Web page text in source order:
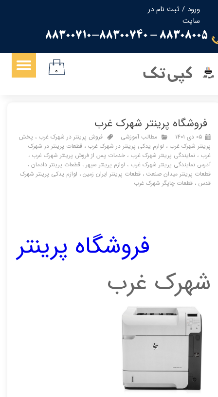
ورود / ثبت نام در
سایت
حساب کاربری من
تغییر گذر واژه
سفارشات
88308005 - 88300710-88300740
کپی تک ۰
فروشگاه پرینتر شهرک غرب
۰۵ دی ۱۴۰۱ مطالب آموزشی فروش پرینتر در شهرک غرب ، پخش
پرینتر شهرک غرب ، لوازم یدکی پرینتر در شهرک غرب ، قطعات پرینتر در شهرک
غرب ، نمایندگی پرینتر شهرک غرب ، خدمات پس از فروش پرینتر شهرک غرب ،
آدرس نمایندگی پرینتر شهرک غرب ، لوازم پرینتر سپهر ، قطعات پرینتر دادمان ،
قطعات پرینتر میدان صنعت ، قطعات پرینتر ایران زمین ، لوازم یدکی پرینتر شهرک
قدس ، قطعات چاپگر شهرک غرب
فروشگاه پرینتر
شهرک غرب